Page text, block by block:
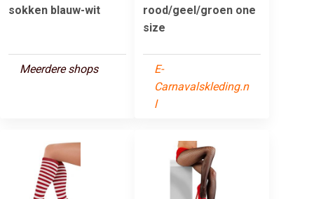
sokken blauw-wit
Meerdere shops
rood/geel/groen one
size
E-
Carnavalskleding.n
l